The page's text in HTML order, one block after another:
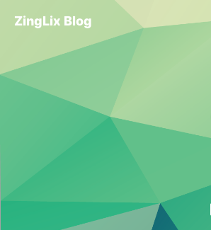
ZingLix Blog